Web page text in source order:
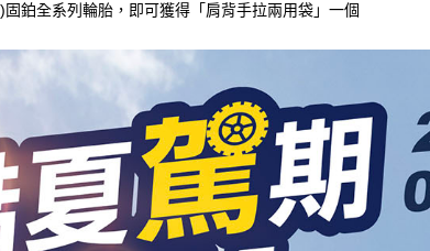
鉑全系列輪胎，即可獲得「肩背手拉兩用袋」一個